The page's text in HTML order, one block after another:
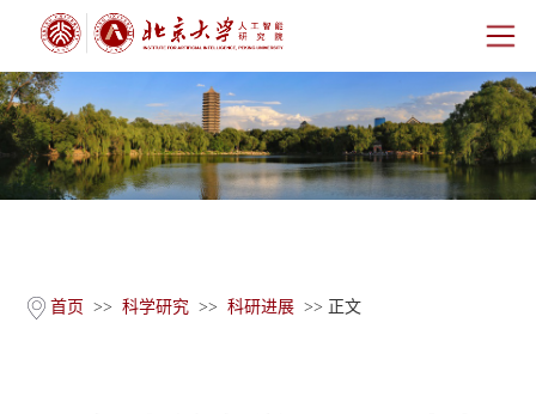
首页
研究院概况
科学研究
首页 >> 科学研究 >> 科研进展 >> 正文